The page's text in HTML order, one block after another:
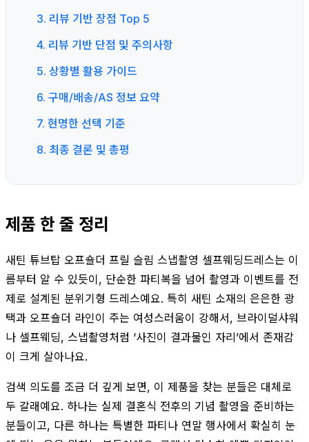
3. 리뷰 기반 장점 Top 5
4. 리뷰 기반 단점 및 주의사항
5. 상황별 활용 가이드
6. 구매/배송/AS 정보 요약
7. 현명한 선택 기준
8. 최종 결론 및 총평
제품 한 줄 정리
새틴 튜브탑 오프숄더 프릴 슬림 스냅촬영 셀프웨딩드레스는 이
름부터 알 수 있듯이, 단순한 파티복을 넘어 촬영과 이벤트를 전
제로 설계된 분위기형 드레스예요. 특히 새틴 소재의 은은한 광
택과 오프숄더 라인이 주는 여성스러움이 강해서, 브라이덜샤워
나 셀프웨딩, 스냅촬영처럼 ‘사진이 결과물인 자리’에서 존재감
이 크게 살아나요.
검색 의도를 조금 더 깊게 보면, 이 제품을 찾는 분들은 대체로
두 갈래예요. 하나는 실제 결혼식 전후의 기념 촬영을 준비하는
분들이고, 다른 하나는 특별한 파티나 연말 행사에서 확실히 눈